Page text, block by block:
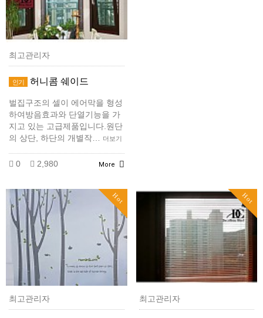
최고관리자
인기 허니콤 쉐이드
벌집구조의 셀이 에어막을 형성
하여방음효과와 단열기능을 가
지고 있는 고급제품입니다.원단
의 상단, 하단의 개별작…
더보기
0 2,980 More
Hot
최고관리자
Hot
최고관리자